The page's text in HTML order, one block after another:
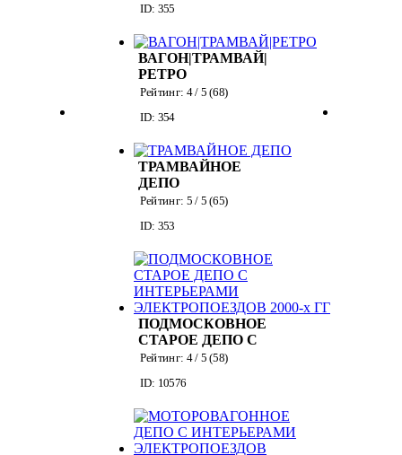
ID: 355
ВАГОН|ТРАМВАЙ|
РЕТРО
Рейтинг: 4/ 5 (68)
ID: 354
ТРАМВАЙНОЕ
ДЕПО
Рейтинг: 5/ 5 (65)
ID: 353
ПОДМОСКОВНОЕ
СТАРОЕ ДЕПО С
ИНТЕРЬЕРАМИ
2000-х ГГ
Рейтинг: 4/ 5 (58)
ID: 10576